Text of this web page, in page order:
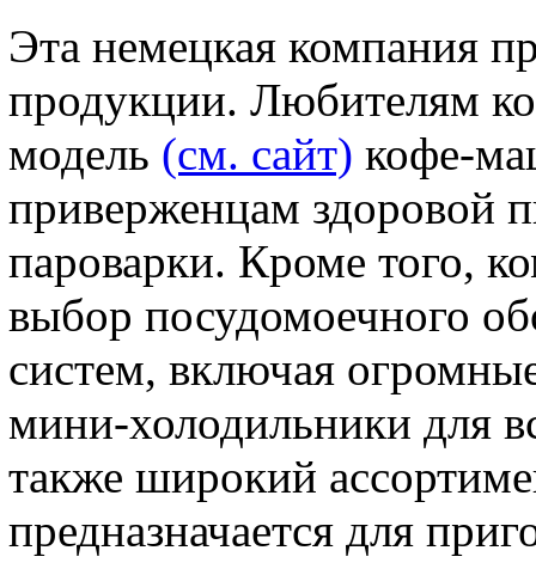
Эта немецкая компания
продукции. Любителям
модель (см. сайт) кофе-
приверженцам здоровой
пароварки. Кроме того,
выбор посудомоечного
систем, включая
мини-холодильники для
также широкий
предназначается для